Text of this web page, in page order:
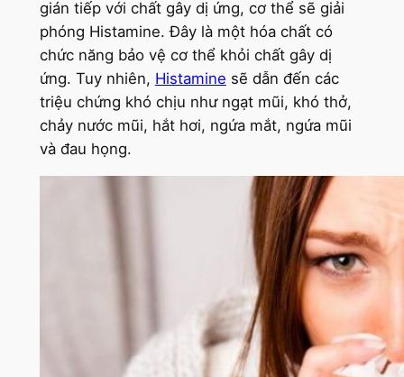
gián tiếp với chất gây dị ứng, cơ thể sẽ giải
phóng Histamine. Đây là một hóa chất có
chức năng bảo vệ cơ thể khỏi chất gây dị
ứng. Tuy nhiên, Histamine sẽ dẫn đến các
triệu chứng khó chịu như ngạt mũi, khó thở,
chảy nước mũi, hắt hơi, ngứa mắt, ngứa mũi
và đau họng.